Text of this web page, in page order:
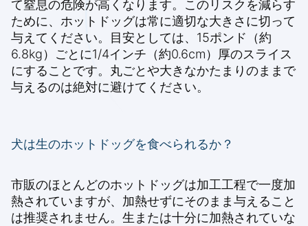
て窒息の危険が高くなります。このリスクを減らす
ために、ホットドッグは常に適切な大きさに切って
与えてください。目安としては、15ポンド（約
6.8kg）ごとに1/4インチ（約0.6cm）厚のスライス
にすることです。丸ごとや大きなかたまりのままで
与えるのは絶対に避けてください。
犬は生のホットドッグを食べられるか？
市販のほとんどのホットドッグは加工工程で一度加
熱されていますが、加熱せずにそのまま与えること
は推奨されません。生または十分に加熱されていな